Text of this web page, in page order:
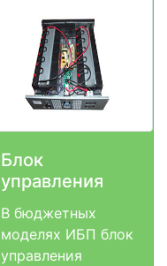
Блок
управления
В бюджетных
моделях ИБП блок
управления